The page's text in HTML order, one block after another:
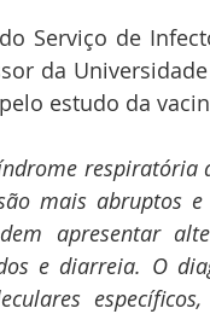
Serviço de
da
estudo da
mais abruptos
apresentar
e diarreia. O